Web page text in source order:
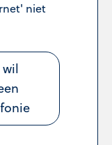
niet
wil